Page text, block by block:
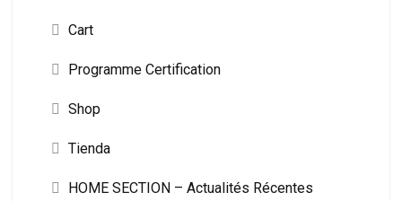
Cart
Programme Certification
Shop
Tienda
HOME SECTION – Actualités Récentes